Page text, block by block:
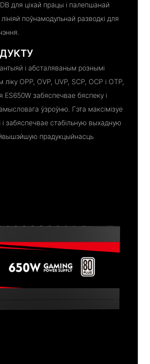
для ціхай працы і палепшанай
поўнамодульнай разводкі для
і абсталяваным рознымі
OPP, OVP, UVP, SCP, OCP і OTP,
ES650W забяспечвае бяспеку і
ўзроўню. Гэта максімізуе
і забяспечвае стабільную выхадную
прадукцыйнасць